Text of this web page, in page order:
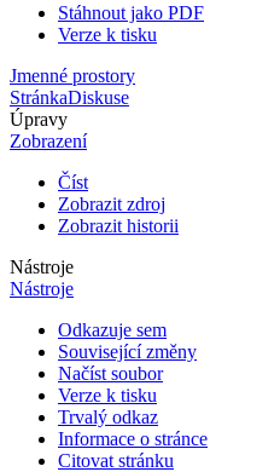
Stáhnout jako PDF
Verze k tisku
Jmenné prostory
StránkaDiskuse
Úpravy
Zobrazení
Číst
Zobrazit zdroj
Zobrazit historii
Nástroje
Nástroje
Odkazuje sem
Související změny
Načíst soubor
Verze k tisku
Trvalý odkaz
Informace o stránce
Citovat stránku